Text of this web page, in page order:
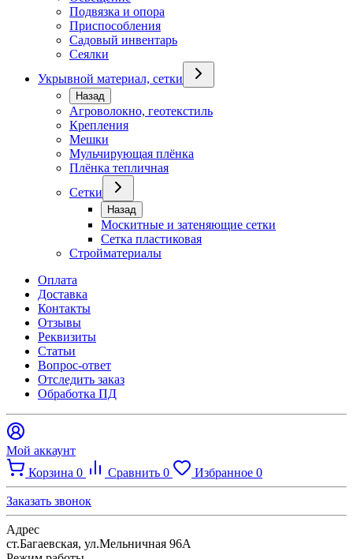
Подвязка и опора
Приспособления
Садовый инвентарь
Сеялки
Укрывной материал, сетки
Назад
Агроволокно, геотекстиль
Крепления
Мешки
Мульчирующая плёнка
Плёнка тепличная
Сетки
Назад
Москитные и затеняющие сетки
Сетка пластиковая
Стройматериалы
Оплата
Доставка
Контакты
Отзывы
Реквизиты
Статьи
Вопрос-ответ
Отследить заказ
Обработка ПД
Мой аккаунт
Корзина 0 Сравнить 0 Избранное 0
Заказать звонок
Адрес
ст.Багаевская, ул.Мельничная 96А